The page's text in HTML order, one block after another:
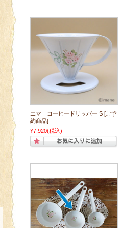
エマ コーヒードリッパー S [ご予
約商品]
¥7,920(税込)